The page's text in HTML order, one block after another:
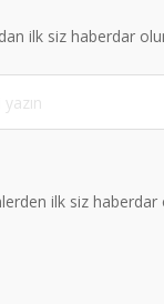
ilk siz haberdar
ilk siz haberdar